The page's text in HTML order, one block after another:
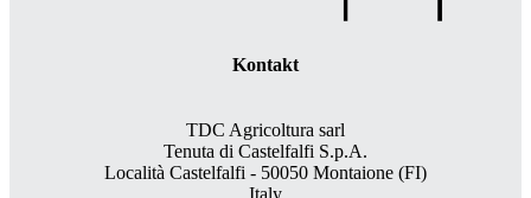
Kontakt
TDC Agricoltura sarl
Tenuta di Castelfalfi S.p.A.
Località Castelfalfi - 50050 Montaione (FI)
Italy